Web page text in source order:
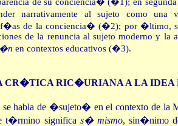
narrativamente al sujeto como
de la conciencia� (�2); por �ltimo, se
de la renuncia al sujeto moderno y la
en contextos educativos (�3).
CR�TICA RIC�URIANA A LA IDEA
se habla de �sujeto� en el contexto de la
t�rmino significa s� mismo, sin�nimo